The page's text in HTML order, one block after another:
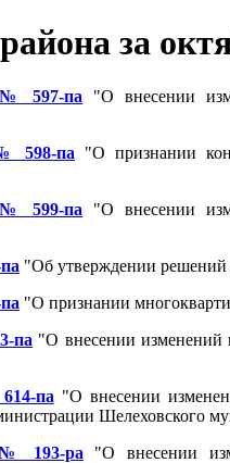
за
№ 597-па "О внесении
598-па "О признании
№ 599-па "О внесении
"Об утверждении решений
"О признании
па "О внесении изменений
па "О внесении
Шелеховского
№ 193-ра "О внесении